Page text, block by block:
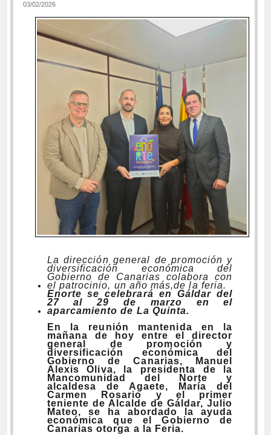
03/02/2026
La dirección general de promoción y
diversificación económica del
Gobierno de Canarias colabora con
el patrocinio, un año más,dela feria.
Enorte se celebrará en Gáldar del
27 al 29 de marzo en el
aparcamiento de La Quinta.
En la reunión mantenida en la
mañana de hoy entre el d irector
general de promoción y
d iversificación económica del
Gobierno de Canarias, Manuel
Alexis Oliva, la presidenta de la
Mancomunidad del Nortey
alcaldesa de Agaete, María del
Carmen Rosario y el primer
teniente de Alcalde de Gáldar, Julio
Mateo, se ha abordado la ayuda
económicaque el Gobierno de
Canarias otorga a la Feria.